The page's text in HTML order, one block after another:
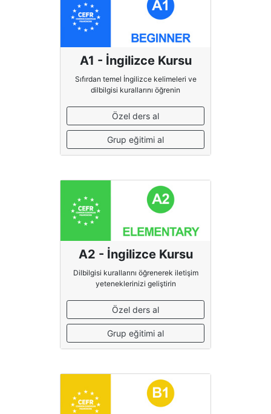
A1 - İngilizce Kursu
Sıfırdan temel İngilizce kelimeleri ve
dilbilgisi kurallarını öğrenin
Özel ders al
Grup eğitimi al
A2 - İngilizce Kursu
Dilbilgisi kurallarını öğrenerek iletişim
yeteneklerinizi geliştirin
Özel ders al
Grup eğitimi al